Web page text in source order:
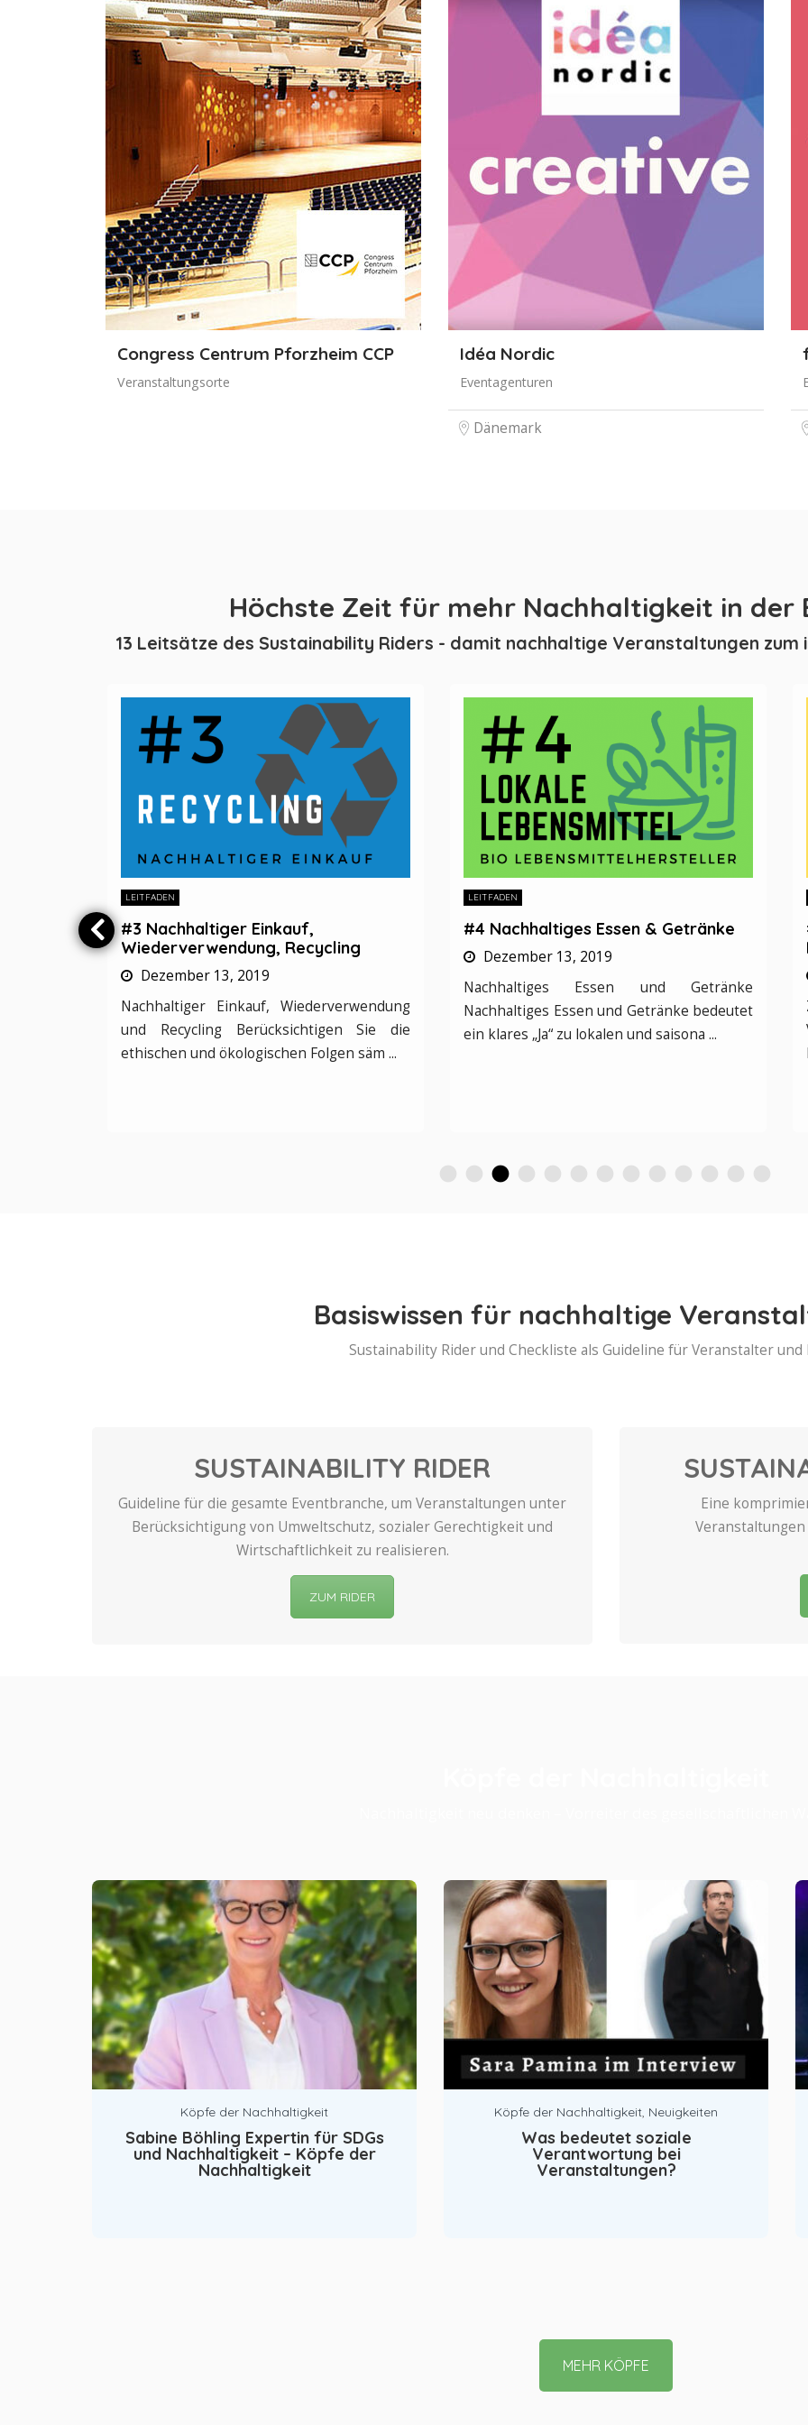
Congress Centrum Pforzheim CCP
Veranstaltungsorte
Idéa Nordic
Eventagenturen
Dänemark
Höchste Zeit für mehr Nachhaltigkeit in der
13 Leitsätze des Sustainability Riders - damit nachhaltige Veranstaltungen
LEITFADEN
#4 Nachhaltiges Essen & Getränke
Dezember 13, 2019
Nachhaltiges Essen und Getränke
Nachhaltiges Essen und Getränke bedeutet
ein klares „Ja“ zu lokalen und saisona ...
LEITFADEN
#5 Vermeidung von Plastik und
Einweg-Kunststoffen
Zero Waste – meint unter anderem die
Vermeidung von Plastik und Einweg-
Basiswissen für nachhaltige
Sustainability Rider und Checkliste als Guideline für Veranstalter
SUSTAINABILITY RIDER
Guideline für die gesamte Eventbranche, um Veranstaltungen unter
Berücksichtigung von Umweltschutz, sozialer Gerechtigkeit und
Wirtschaftlichkeit zu realisieren.
ZUM RIDER
Eine
Veranstaltungen
Köpfe der Nachhaltigkeit
Sabine Böhling Expertin für SDGs
und Nachhaltigkeit – Köpfe der
Nachhaltigkeit
Köpfe der Nachhaltigkeit, Neuigkeiten
Was bedeutet soziale
Verantwortung bei
Veranstaltungen?
MEHR KÖPFE